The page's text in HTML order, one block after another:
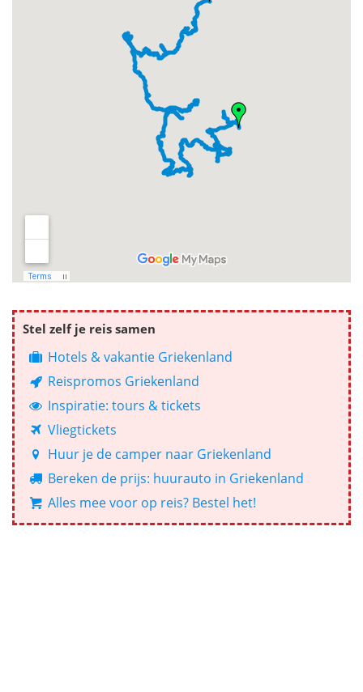
Stel zelf je reis samen
Hotels & vakantie Griekenland
Reispromos Griekenland
Inspiratie: tours & tickets
Vliegtickets
Huur je de camper naar Griekenland
Bereken de prijs: huurauto in Griekenland
Alles mee voor op reis? Bestel het!